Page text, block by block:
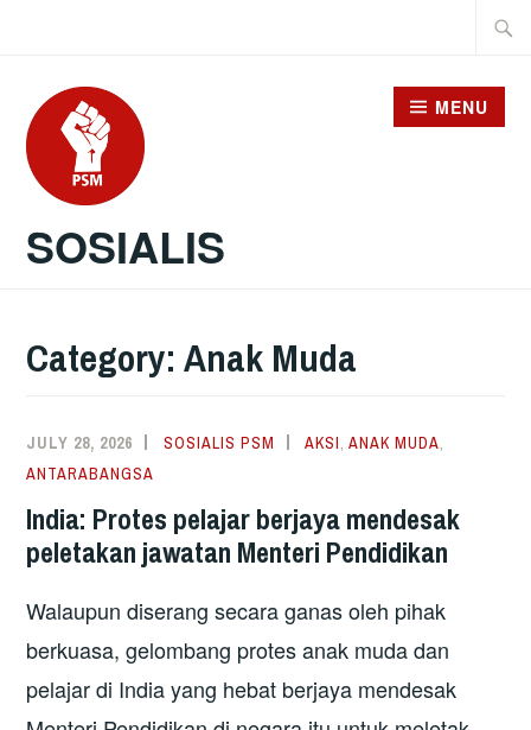
content
SOSIALIS
MENU
Category:Anak Muda
JULY 28, 2026 SOSIALIS PSM AKSI,ANAK MUDA,
ANTARABANGSA
India: Protes pelajar berjaya mendesak
peletakan jawatan Menteri Pendidikan
Walaupun diserang secara ganas oleh pihak
berkuasa, gelombang protes anak muda dan
pelajar di India yang hebat berjaya mendesak